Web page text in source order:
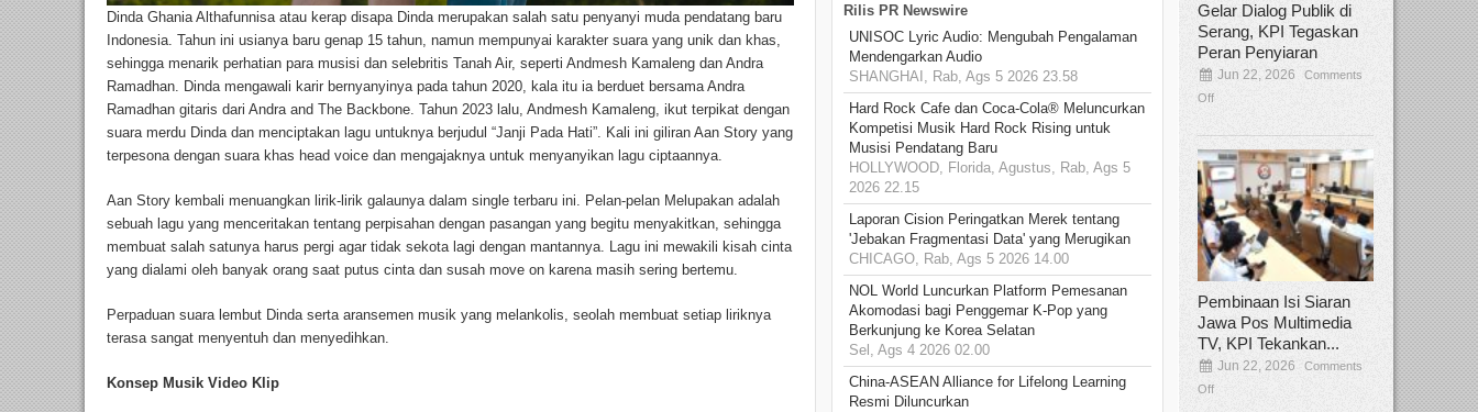
Dinda Ghania Althafunnisa atau kerap disapa Dinda merupakan salah satu penyanyi muda pendatang baru
Indonesia. Tahun ini usianya baru genap 15 tahun, namun mempunyai karakter suara yang unik dan khas,
sehingga menarik perhatian para musisi dan selebritis Tanah Air, seperti Andmesh Kamaleng dan Andra
Ramadhan. Dinda mengawali karir bernyanyinya pada tahun 2020, kala itu ia berduet bersama Andra
Ramadhan gitaris dari Andra and The Backbone. Tahun 2023 lalu, Andmesh Kamaleng, ikut terpikat dengan
suara merdu Dinda dan menciptakan lagu untuknya berjudul “Janji Pada Hati”. Kali ini giliran Aan Story yang
terpesona dengan suara khas head voice dan mengajaknya untuk menyanyikan lagu ciptaannya.
Aan Story kembali menuangkan lirik-lirik galaunya dalam single terbaru ini. Pelan-pelan Melupakan adalah
sebuah lagu yang menceritakan tentang perpisahan dengan pasangan yang begitu menyakitkan, sehingga
membuat salah satunya harus pergi agar tidak sekota lagi dengan mantannya. Lagu ini mewakili kisah cinta
yang dialami oleh banyak orang saat putus cinta dan susah move on karena masih sering bertemu.
Perpaduan suara lembut Dinda serta aransemen musik yang melankolis, seolah membuat setiap liriknya
terasa sangat menyentuh dan menyedihkan.
Konsep Musik Video Klip
Rilis PR Newswire
UNISOC Lyric Audio: Mengubah Pengalaman
Mendengarkan Audio
SHANGHAI, Rab, Ags 5 2026 23.58
Hard Rock Cafe dan Coca-Cola® Meluncurkan
Kompetisi Musik Hard Rock Rising untuk
Musisi Pendatang Baru
HOLLYWOOD, Florida, Agustus, Rab, Ags 5
2026 22.15
Laporan Cision Peringatkan Merek tentang
'Jebakan Fragmentasi Data' yang Merugikan
CHICAGO, Rab, Ags 5 2026 14.00
NOL World Luncurkan Platform Pemesanan
Akomodasi bagi Penggemar K-Pop yang
Berkunjung ke Korea Selatan
Sel, Ags 4 2026 02.00
China-ASEAN Alliance for Lifelong Learning
Resmi Diluncurkan
Gelar Dialog Publik di
Serang, KPI Tegaskan
Peran Penyiaran
Jun 22, 2026
Comments
Off
Pembinaan Isi Siaran
Jawa Pos Multimedia
TV, KPI Tekankan...
Jun 22, 2026
Comments
Off